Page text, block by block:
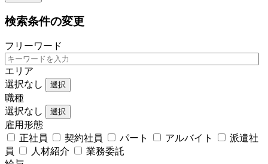
検索条件の変更
フリーワード
エリア
選択なし
選択
職種
選択なし
選択
雇用形態
正社員
契約社員 パート アルバイト
派遣社
員
人材紹介
業務委託